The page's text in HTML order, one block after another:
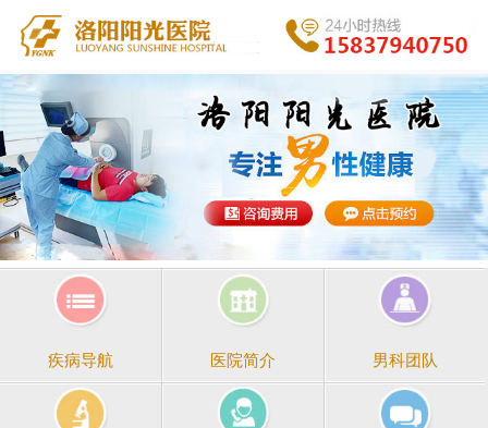
疾病导航 医院简介 男科团队